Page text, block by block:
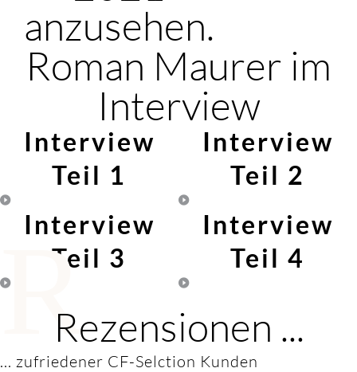
anzusehen.
Roman Maurer im
Interview
Interview
Teil 1
Interview
Teil 2
Interview
Teil 3
Interview
Teil 4
RRezensionen ...
... zufriedener CF-Selction Kunden